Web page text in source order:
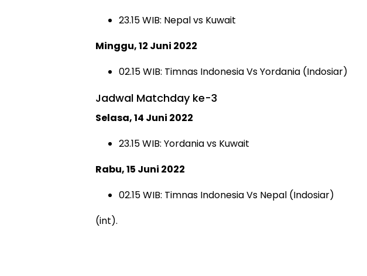
23.15 WIB: Nepal vs Kuwait
Minggu, 12 Juni 2022
02.15 WIB: Timnas Indonesia Vs Yordania (Indosiar)
Jadwal Matchday ke-3
Selasa, 14 Juni 2022
23.15 WIB: Yordania vs Kuwait
Rabu, 15 Juni 2022
02.15 WIB: Timnas Indonesia Vs Nepal (Indosiar)
(int).